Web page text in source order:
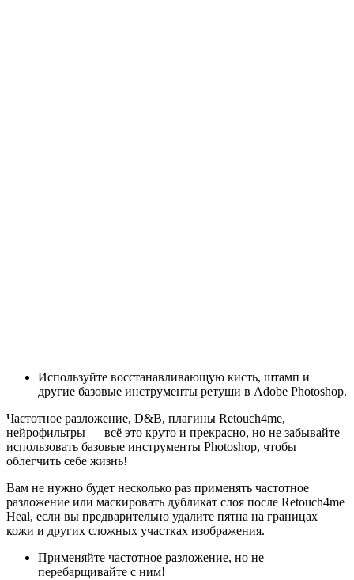
Используйте восстанавливающую кисть, штамп и
другие базовые инструменты ретуши в Adobe Photoshop.
Частотное разложение, D&B, плагины Retouch4me,
нейрофильтры — всё это круто и прекрасно, но не забывайте
использовать базовые инструменты Photoshop, чтобы
облегчить себе жизнь!
Вам не нужно будет несколько раз применять частотное
разложение или маскировать дубликат слоя после Retouch4me
Heal, если вы предварительно удалите пятна на границах
кожи и других сложных участках изображения.
Применяйте частотное разложение, но не
перебарщивайте с ним!